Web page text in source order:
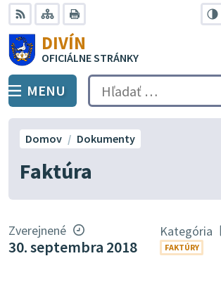
Preskočiť
na
obsah
RSS Mapa
DIVÍN
OFICIÁLNE STRÁNKY
PREPNÚŤ
MENU Hľadať:
Faktúra
Domov Dokumenty
Zverejnené
30. septembra 2018
Kategória
FAKTÚRY